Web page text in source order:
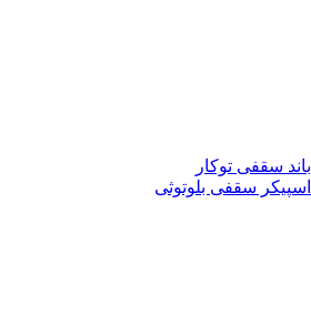
باند سقفی توکار
اسپیکر سقفی بلوتوثی